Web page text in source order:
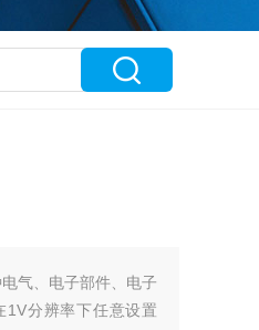
气、电子部件、电子
分辨率下任意设置